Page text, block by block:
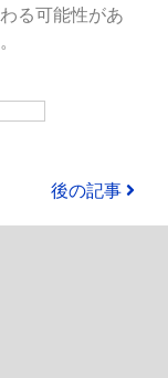
る可能性があ
後の記事